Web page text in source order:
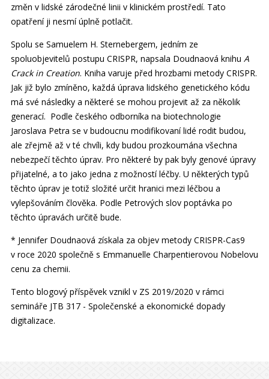
změn v lidské zárodečné linii v klinickém prostředí. Tato
opatření ji nesmí úplně potlačit.
Spolu se Samuelem H. Sternebergem, jedním ze
spoluobjevitelů postupu CRISPR, napsala Doudnaová knihu A
Crack in Creation. Kniha varuje před hrozbami metody CRISPR.
Jak již bylo zmíněno, každá úprava lidského genetického kódu
má své následky a některé se mohou projevit až za několik
generací. Podle českého odborníka na biotechnologie
Jaroslava Petra se v budoucnu modifikovaní lidé rodit budou,
ale zřejmě až v té chvíli, kdy budou prozkoumána všechna
nebezpečí těchto úprav. Pro některé by pak byly genové úpravy
přijatelné, a to jako jedna z možností léčby. U některých typů
těchto úprav je totiž složité určit hranici mezi léčbou a
vylepšováním člověka. Podle Petrových slov poptávka po
těchto úpravách určitě bude.
* Jennifer Doudnaová získala za objev metody CRISPR-Cas9
v roce 2020 společně s Emmanuelle Charpentierovou Nobelovu
cenu za chemii.
Tento blogový příspěvek vznikl v ZS 2019/2020 v rámci
semináře JTB 317 - Společenské a ekonomické dopady
digitalizace.